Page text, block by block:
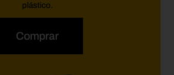
plástico.
Comprar